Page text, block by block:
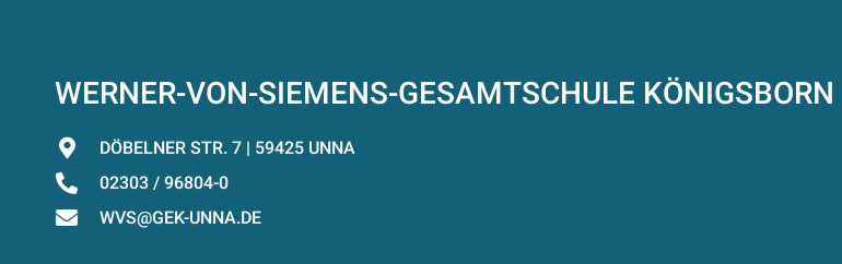
WERNER-VON-SIEMENS-GESAMTSCHULE KÖNIGSBORN
DÖBELNER STR. 7 | 59425 UNNA
02303 / 96804-0
WVS@GEK-UNNA.DE